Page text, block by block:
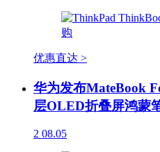
优惠直达 >
华为发布MateBook
层OLED折叠屏鸿蒙
2 08.05